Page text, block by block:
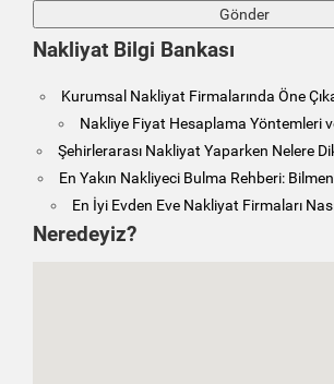
Nakliyat Bilgi Bankası
Kurumsal Nakliyat Firmalarında Öne
Nakliye Fiyat Hesaplama Yöntemleri
Şehirlerarası Nakliyat Yaparken Nelere
En Yakın Nakliyeci Bulma Rehberi:
En İyi Evden Eve Nakliyat Firmaları
Neredeyiz?